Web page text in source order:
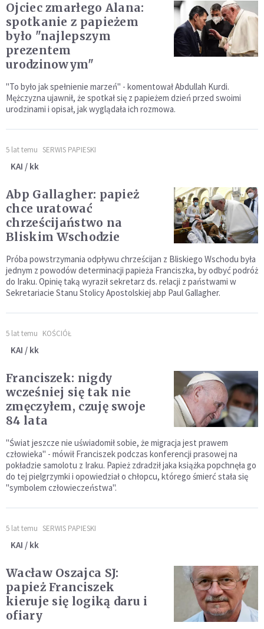
Ojciec zmarłego Alana:
spotkanie z papieżem
było "najlepszym
prezentem
urodzinowym"
"To było jak spełnienie marzeń" - komentował Abdullah Kurdi.
Mężczyzna ujawnił, że spotkał się z papieżem dzień przed swoimi
urodzinami i opisał, jak wyglądała ich rozmowa.
5 lat temu SERWIS PAPIESKI
KAI / kk
Abp Gallagher: papież
chce uratować
chrześcijaństwo na
Bliskim Wschodzie
Próba powstrzymania odpływu chrześcijan z Bliskiego Wschodu była
jednym z powodów determinacji papieża Franciszka, by odbyć podróż
do Iraku. Opinię taką wyraził sekretarz ds. relacji z państwami w
Sekretariacie Stanu Stolicy Apostolskiej abp Paul Gallagher.
5 lat temu KOŚCIÓŁ
KAI / kk
Franciszek: nigdy
wcześniej się tak nie
zmęczyłem, czuję swoje
84 lata
"Świat jeszcze nie uświadomił sobie, że migracja jest prawem
człowieka" - mówił Franciszek podczas konferencji prasowej na
pokładzie samolotu z Iraku. Papież zdradził jaka książka popchnęła go
do tej pielgrzymki i opowiedział o chłopcu, którego śmierć stała się
"symbolem człowieczeństwa".
5 lat temu SERWIS PAPIESKI
KAI / kk
Wacław Oszajca SJ:
papież Franciszek
kieruje się logiką daru i
ofiary